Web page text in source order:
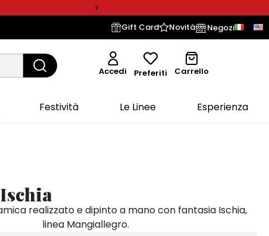
Gift Card Novità Negozi
Accedi Preferiti Carrello
Festività Le Linee Esperienza
realizzato e dipinto a mano con fantasia Ischia,
linea Mangiallegro.